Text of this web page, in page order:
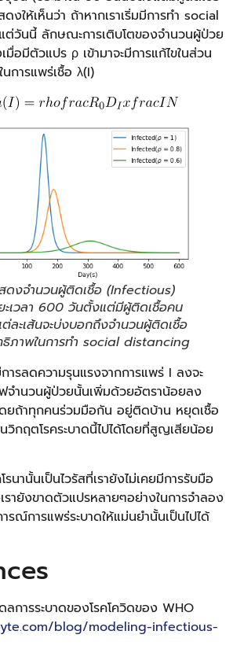
งให้เห็นว่า ถ้าหากเราเริ่มมีการทำ social
วันนี้ ลักษณะการเติบโตของจำนวนผู้ป่วย
มื่อมีตัวแปร ρ เข้ามาจะมีการแก้ไขในส่วน
การแพร่เชื้อ λ(I)
ดงจำนวนผู้ติดเชื้อ (Infectious)
ะเวลา 600 วันตั้งแต่มีผู้ติดเชื้อคน
ละเส้นจะบ่งบอกถึงจำนวนผู้ติดเชื้อ
ธิภาพในการทำ social distancing
ารลดความรุนแรงจากการแพร่ I ลงจะ
ฟจำนวนผู้ป่วยนั้นเพิ่มด้วยอัตราน้อยลง
ยถ้าทุกคนร่วมมือกัน อยู่ติดบ้าน หยุดเชื้อ
นวิกฤตโรคระบาดนี้ไปได้โดยที่สูญเสียน้อย
รนานั้นเป็นไวรัสที่เรายังไม่เคยมีการรับมือ
รายังขาดตัวแปรหลายๆอย่างในการจำลอง
รณ์การแพร่ระบาดให้แม่นยำนั้นเป็นไปได้
ลการระบาดของโรคโควิดของ WHO
blog/modeling-infectious-